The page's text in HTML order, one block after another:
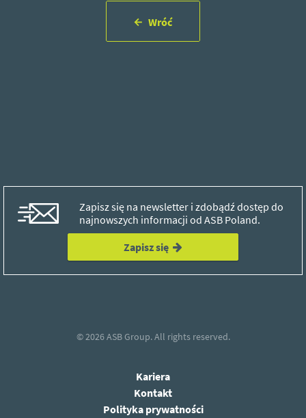
Wróć
Zapisz się na newsletter i zdobądź dostęp do
najnowszych informacji od ASB Poland.
Zapisz się
© 2026ASB Group.All rights reserved.
Kariera
Kontakt
Polityka prywatności